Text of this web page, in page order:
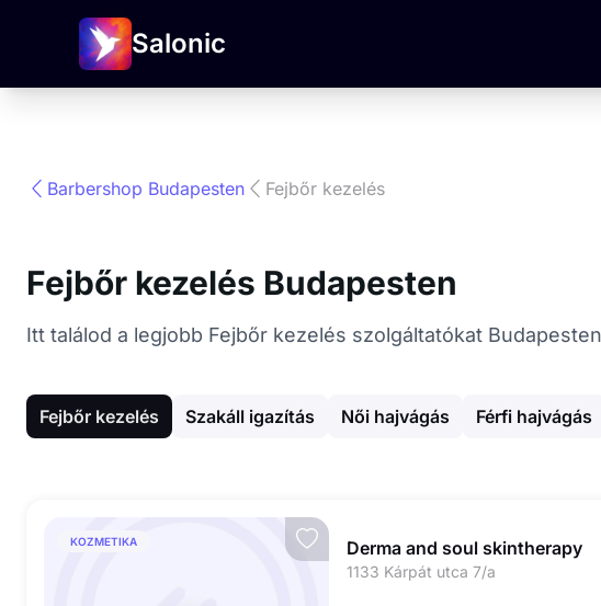
Salonic
Barbershop Budapesten Fejbőr kezelés
Fejbőr kezelés Budapesten
Itt találod a legjobb Fejbőr kezelés szolgáltatókat
Fejbőr kezelés Szakáll igazítás Női hajvágás Férfi hajvágás
KOZMETIKA Derma and soul skintherapy
1133 Kárpát utca 7/a